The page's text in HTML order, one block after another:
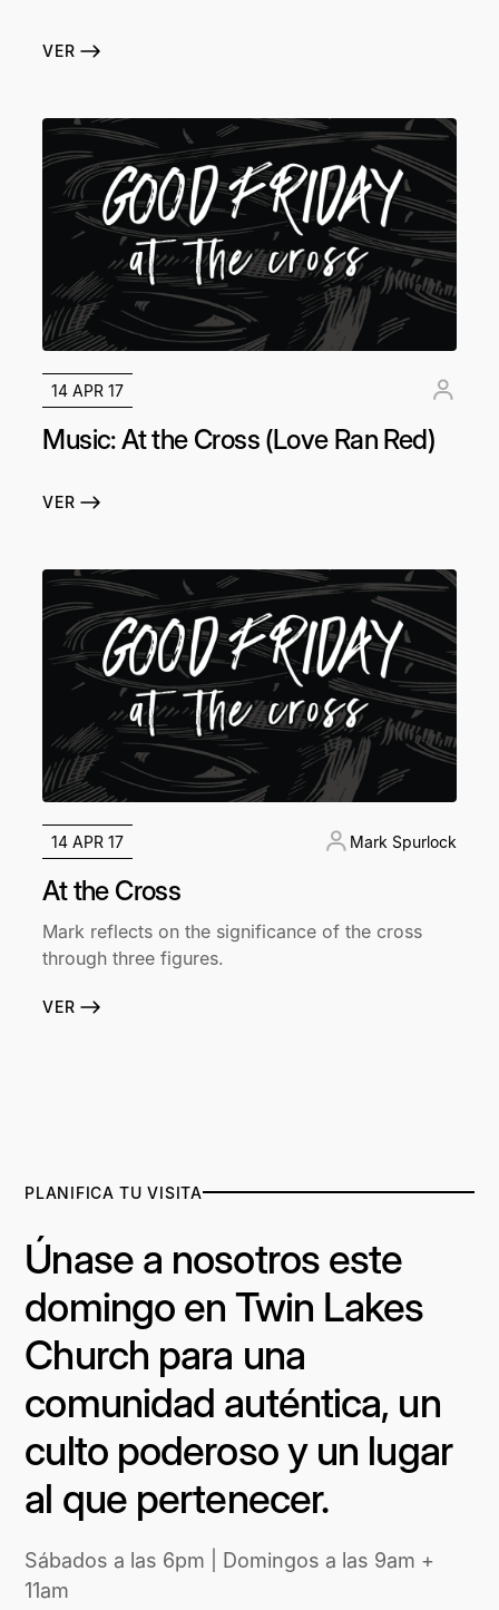
VER
14 APR 17
Music: At the Cross (Love Ran Red)
VER
14 APR 17 Mark Spurlock
At the Cross
Mark reflects on the significance of the cross
through three figures.
VER
PLANIFICA TU VISITA
Únase a nosotros este
domingo en Twin Lakes
Church para una
comunidad auténtica, un
culto poderoso y un lugar
al que pertenecer.
Sábados a las 6pm | Domingos a las 9am +
11am